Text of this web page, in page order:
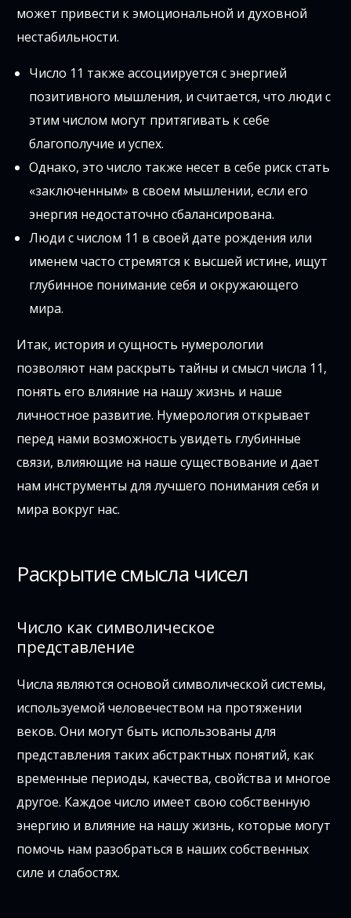
может привести к эмоциональной и духовной
нестабильности.
Число 11 также ассоциируется с энергией
позитивного мышления, и считается, что люди с
этим числом могут притягивать к себе
благополучие и успех.
Однако, это число также несет в себе риск стать
«заключенным» в своем мышлении, если его
энергия недостаточно сбалансирована.
Люди с числом 11 в своей дате рождения или
именем часто стремятся к высшей истине, ищут
глубинное понимание себя и окружающего
мира.
Итак, история и сущность нумерологии
позволяют нам раскрыть тайны и смысл числа 11,
понять его влияние на нашу жизнь и наше
личностное развитие. Нумерология открывает
перед нами возможность увидеть глубинные
связи, влияющие на наше существование и дает
нам инструменты для лучшего понимания себя и
мира вокруг нас.
Раскрытие смысла чисел
Число как символическое
представление
Числа являются основой символической системы,
используемой человечеством на протяжении
веков. Они могут быть использованы для
представления таких абстрактных понятий, как
временные периоды, качества, свойства и многое
другое. Каждое число имеет свою собственную
энергию и влияние на нашу жизнь, которые могут
помочь нам разобраться в наших собственных
силе и слабостях.